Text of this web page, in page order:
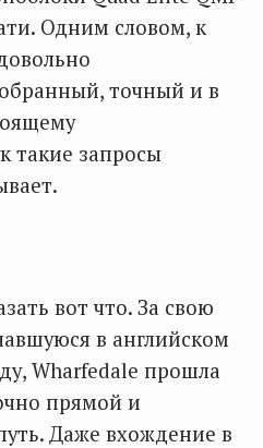
Одним словом, к
точный и в
такие запросы
вот что. За свою
в английском
Wharfedale прошла
прямой и
Даже вхождение в